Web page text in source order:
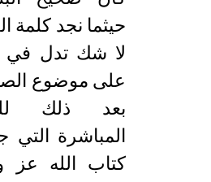
حيثما نجد كلمة
لا شك تدل في
على موضوع
بعد ذلك
المباشرة
كتاب الله عز